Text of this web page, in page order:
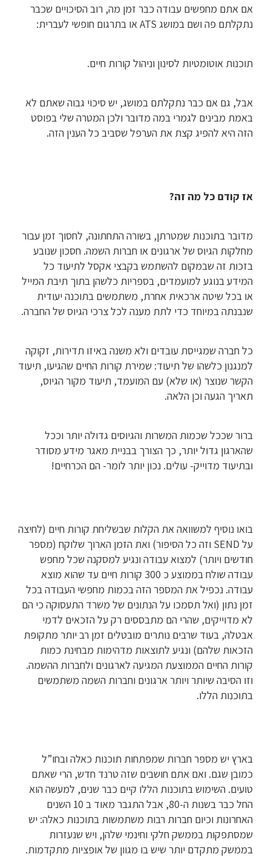
אם אתם מחפשים עבודה כבר זמן מה, רוב הסיכויים שכבר
נתקלתם פה ושם במושג ATS או בתרגום חופשי לעברית:
תוכנות אוטומטיות לסינון וניהול קורות חיים.
אבל, גם אם כבר נתקלתם במושג, יש סיכוי גבוה שאתם לא
באמת מבינים לגמרי במה מדובר ולכן המטרה שלי בפוסט
הזה היא להפיג קצת את הערפל שסביב כל הענין הזה.
אז קודם כל מה זה?
מדובר בתוכנות שמטרתן, בשורה התחתונה, לחסוך זמן עבור
מחלקות הגיוס של ארגונים או חברות השמה. חסכון שנובע
בזכות זה שבמקום להשתמש בקבצי אקסל לתיעוד כל
המידע בנוגע למועמדים, בספריות כלשהן בתוך תיבת המייל
או בכל שיטה ארכאית אחרת, משתמשים בתוכנה יעודית
שנבנתה במיוחד כדי לתת מענה לכל צרכי הגיוס של החברה.
כל חברה שמגייסת עובדים ולא משנה באיזו תדירות, זקוקה
למנגנון כלשהו של תיעוד: שמירת קורות החיים שהגיעו, תיעוד
הקשר שנוצר (או שלא) עם המועמד, תיעוד מקור הגיוס,
תאריך הגעה וכן הלאה.
ברור שככל שכמות המשרות והגיוסים גדולה יותר וככל
שהארגון גדול יותר, כך הצורך בבניית מאגר מידע מסודר
ובתיעוד מדוייק- עולים. נכון יותר לומר- הם הכרחיים!
בואו נוסיף למשוואה את הקלות שבשליחת קורות חיים (לחיצה
על SEND וזה כל הסיפור) ואת הזמן הארוך שלוקח (מספר
חודשים ויותר) למצוא עבודה ונגיע למסקנה שכל מחפש
עבודה שולח בממוצע כ 300 קורות חיים עד שהוא מוצא
עבודה. נכפיל את המספר הזה בכמות מחפשי העבודה בכל
זמן נתון (ואל תסמכו על הנתונים של משרד התעסוקה כי הם
לא מדוייקים, שהרי הם מתבססים רק על הזכאים לדמי
אבטלה, בעוד שרבים נותרים מובטלים זמן רב יותר מתקופת
הזכאות שלהם) ונגיע לתוצאות מדהימות מבחינת כמות
קורות החיים הממוצעת המגיעה לארגונים ולחברות ההשמה.
וזו הסיבה שיותר ויותר ארגונים וחברות השמה משתמשים
בתוכנות הללו.
בארץ יש מספר חברות שמפתחות תוכנות כאלה ובחו”ל
כמובן שגם. ואם אתם חושבים שזה טרנד חדש, הרי שאתם
טועים. השימוש בתוכנות הללו קיים כבר שנים, למעשה הוא
החל כבר בשנות ה-80, אבל התגבר מאוד ב 10 השנים
האחרונות וכיום חברות רבות משתמשות בתוכנות כאלה: יש
שמסתפקות בממשק חלקי וחינמי שלהן, ויש שנעזרות
בממשק מתקדם יותר שיש בו מגוון של אופציות מתקדמות.